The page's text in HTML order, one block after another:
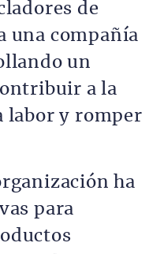
de
una compañía
un
a la
labor y romper
ha
para